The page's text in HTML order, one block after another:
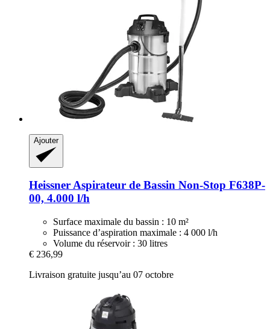
Ajouter
HeissnerAspirateur de Bassin Non-​Stop F638P-​
00, 4.000 l/h
Surface maximale du bassin : 10 m²
Puissance d’aspiration maximale : 4 000 l/h
Volume du réservoir : 30 litres
€ 236,99
Livraison gratuite jusqu’au 07 octobre